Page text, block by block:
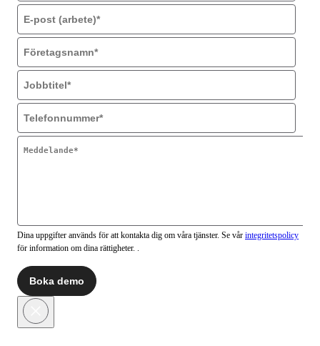
Dina uppgifter används för att kontakta dig om våra tjänster. Se vår integritetspolicy
för information om dina rättigheter. .